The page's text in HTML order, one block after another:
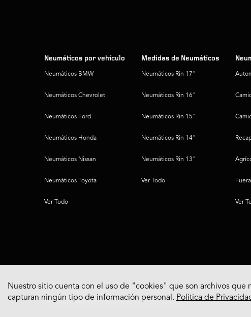
Neumáticos por vehículo
Neumáticos BMW
Neumáticos Chevrolet
Neumáticos Ford
Neumáticos Honda
Neumáticos Nissan
Neumáticos Toyota
Ver Todo
Medidas de Neumáticos
Neumáticos Rin 17"
Neumáticos Rin 16"
Neumáticos Rin 15"
Neumáticos Rin 14"
Neumáticos Rin 13"
Ver Todo
Ver
© 2022 Bridgestone Americas Tire Operations, LLC
Nuestro sitio cuenta con el uso de "cookies" que son archivos que
capturan ningún tipo de información personal. Política de